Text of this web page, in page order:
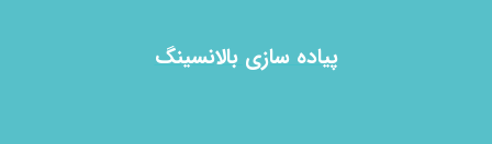
پیاده سازی بالانسینگ